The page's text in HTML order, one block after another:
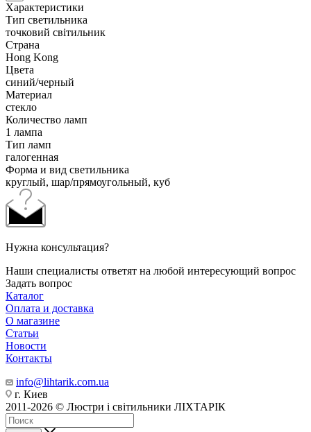
Характеристики
Тип светильника
точковий світильник
Страна
Hong Kong
Цвета
синий/черный
Материал
стекло
Количество ламп
1 лампа
Тип ламп
галогенная
Форма и вид светильника
круглый, шар/прямоугольный, куб
Нужна консультация?
Наши специалисты ответят на любой интересующий вопрос
Задать вопрос
Каталог
Оплата и доставка
О магазине
Статьи
Новости
Контакты
info@lihtarik.com.ua
г. Киев
2011-2026 © Люстри і світильники ЛІХТАРІК